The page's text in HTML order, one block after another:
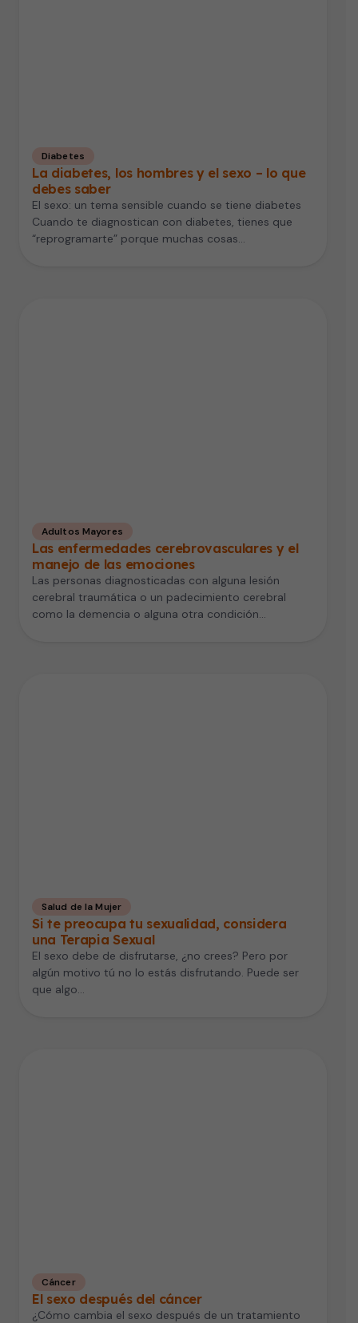
Diabetes
La diabetes, los hombres y el sexo – lo que
debes saber
El sexo: un tema sensible cuando se tiene diabetes
Cuando te diagnostican con diabetes, tienes que
“reprogramarte” porque muchas cosas…
Adultos Mayores
Las enfermedades cerebrovasculares y el
manejo de las emociones
Las personas diagnosticadas con alguna lesión
cerebral traumática o un padecimiento cerebral
como la demencia o alguna otra condición
Salud de la Mujer
Si te preocupa tu sexualidad, considera
una Terapia Sexual
El sexo debe de disfrutarse, ¿no crees? Pero por
algún motivo tú no lo estás disfrutando. Puede ser
que algo…
Cáncer
El sexo después del cáncer
¿Cómo cambia el sexo después de un tratamiento